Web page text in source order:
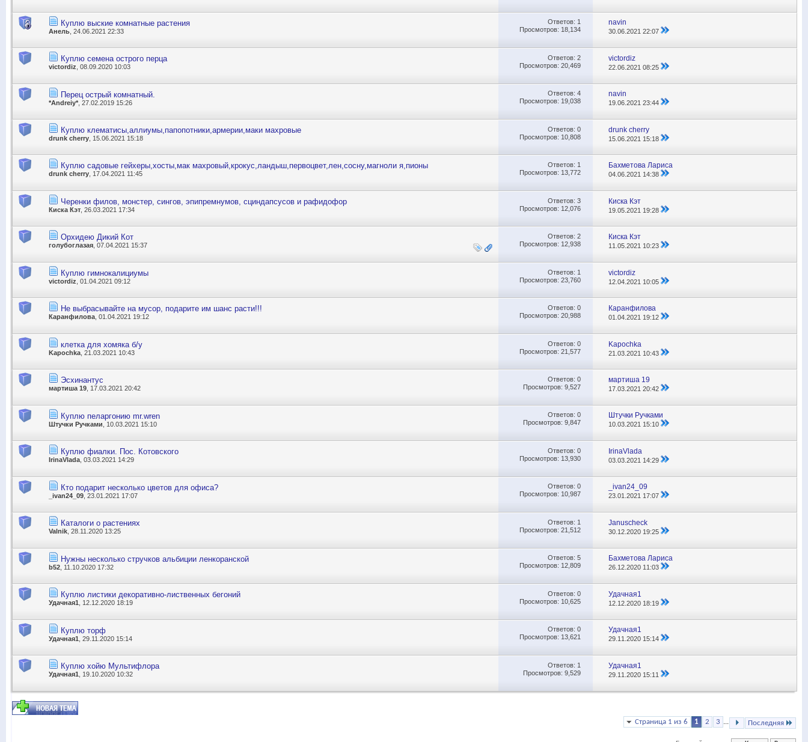
Куплю выские комнатные растения
Анель , 24.06.2021 22:33
Ответов: 1
Просмотров: 18,134
navin
30.06.202122:07
Куплю семена острого перца
victordiz , 08.09.2020 10:03
Ответов: 2
Просмотров: 20,469
victordiz
22.06.202108:25
Перец острый комнатный.
*Andreiy* , 27.02.2019 15:26
Ответов: 4
Просмотров: 19,038
navin
19.06.202123:44
Куплю клематисы,аллиумы,папопотники,армерии,маки махровые
drunk cherry , 15.06.2021 15:18
Ответов: 0
Просмотров: 10,808
drunk cherry
15.06.2021 15:18
Куплю садовые гейхеры,хосты,мак махровый,крокус,ландыш,первоцвет,лен,сосну,магноли я,пионы
drunk cherry, 17.04.2021 11:45
Ответов: 1
Просмотров: 13,772
Бахметова Лариса
04.06.2021 14:38
Черенки филов, монстер, сингов, эпипремнумов, сциндапсусов и рафидофор
Киска Кэт , 26.03.2021 17:34
Ответов: 3
Просмотров: 12,076
Киска Кэт
19.05.2021 19:28
Орхидею Дикий Кот
голубоглазая, 07.04.2021 15:37
Ответов: 2
Просмотров: 12,938
Киска Кэт
11.05.2021 10:23
Куплю гимнокалициумы
victordiz , 01.04.2021 09:12
Ответов: 1
Просмотров: 23,760
victordiz
12.04.2021 10:05
Не выбрасывайте на мусор, подарите им шанс расти!!!
Каранфилова , 01.04.2021 19:12
Ответов: 0
Просмотров: 20,988
Каранфилова
01.04.2021 19:12
клетка для хомяка б/у
Kapochka , 21.03.2021 10:43
Ответов: 0
Просмотров: 21,577
Kapochka
21.03.2021 10:43
Эсхинантус
мартиша 19 , 17.03.2021 20:42
Ответов: 0
Просмотров: 9,527
мартиша 19
17.03.202120:42
Куплю пеларгонию mr.wren
Штучки Ручками , 10.03.2021 15:10
Ответов: 0
Просмотров: 9,847
Штучки Ручками
10.03.202115:10
Куплю фиалки. Пос. Котовского
IrinaVlada , 03.03.2021 14:29
Ответов: 0
Просмотров: 13,930
IrinaVlada
03.03.2021 14:29
Кто подарит несколько цветов для офиса?
_ivan24_09 , 23.01.2021 17:07
Ответов: 0
Просмотров: 10,987
_ivan24_09
23.01.202117:07
Каталоги о растениях
Valnik , 28.11.2020 13:25
Ответов: 1
Просмотров: 21,512
Januscheck
30.12.2020 19:25
Нужны несколько стручков альбиции ленкоранской
b52 , 11.10.2020 17:32
Ответов: 5
Просмотров: 12,809
Бахметова Лариса
26.12.2020 11:03
Куплю листики декоративно-лиственных бегоний
Удачная1 , 12.12.2020 18:19
Ответов: 0
Просмотров: 10,625
Удачная1
12.12.2020 18:19
Куплю торф
Удачная1 , 29.11.2020 15:14
Ответов: 0
Просмотров: 13,621
Удачная1
29.11.2020 15:14
Куплю хойю Мультифлора
Удачная1 , 19.10.2020 10:32
Ответов: 1
Просмотров: 9,529
Удачная1
29.11.2020 15:11
Страница 1 из 6 1 2 3 Последняя